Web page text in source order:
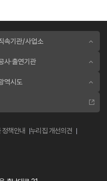
속기관/사업소
사·출연기관
역시도
책안내
누리집 개선의견